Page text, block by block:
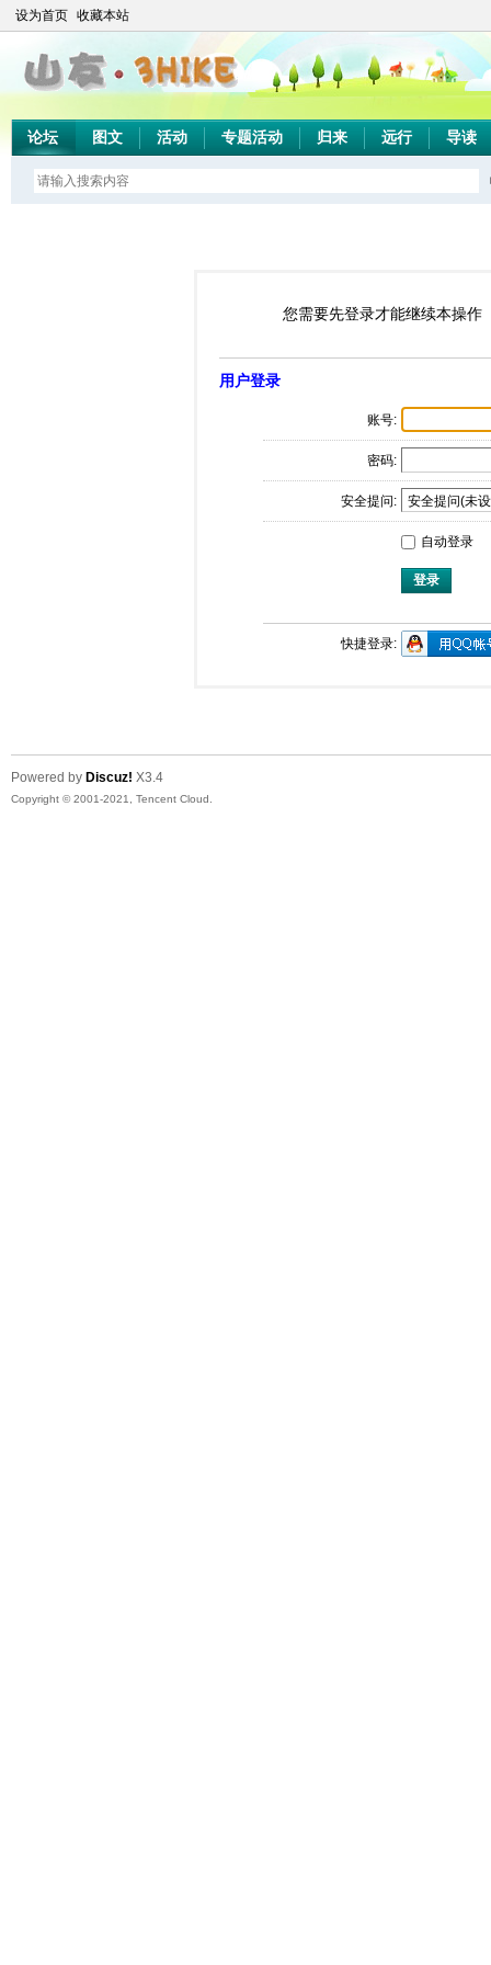
设为首页 收藏本站
论坛 图文 活动 专题活动 归来 远行 导读
您需要先登录才能继续本操作
用户登录
账号:
密码:
安全提问:
自动登录
登录
快捷登录:
Powered by Discuz! X3.4
Copyright © 2001-2021, Tencent Cloud.